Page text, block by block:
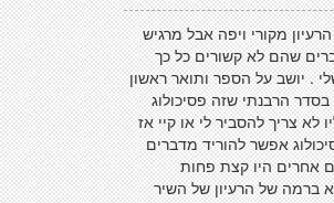
מקורי ויפה אבל מרגיש
שהם לא קשורים כל כך
. יושב על הספר ותואר ראשון
בסדר הרבנתי שזה פסיכולוג
לא צריך להסביר לי או קיי אז
אפשר להוריד מדברים
אחרים היו קצת פחות
ברמה של הרעיון של השיר